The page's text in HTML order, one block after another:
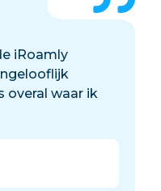
iRoamly
overal waar ik